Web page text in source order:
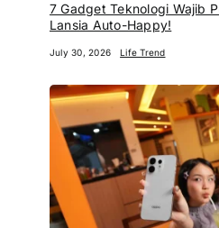
7 Gadget Teknologi Wajib
Lansia Auto-Happy!
July 30, 2026 Life Trend